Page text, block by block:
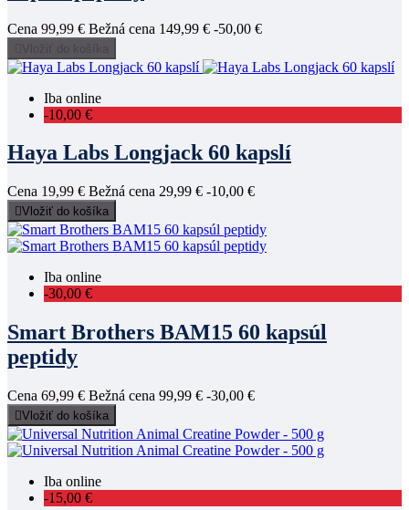
Cena 99,99 € Bežná cena 149,99 € -50,00 €
Vložiť do košíka
Iba online
-10,00 €
Haya Labs Longjack 60 kapslí
Cena 19,99 € Bežná cena 29,99 € -10,00 €
Vložiť do košíka
Iba online
-30,00 €
Smart Brothers BAM15 60 kapsúl
peptidy
Cena 69,99 € Bežná cena 99,99 € -30,00 €
Vložiť do košíka
Iba online
-15,00 €